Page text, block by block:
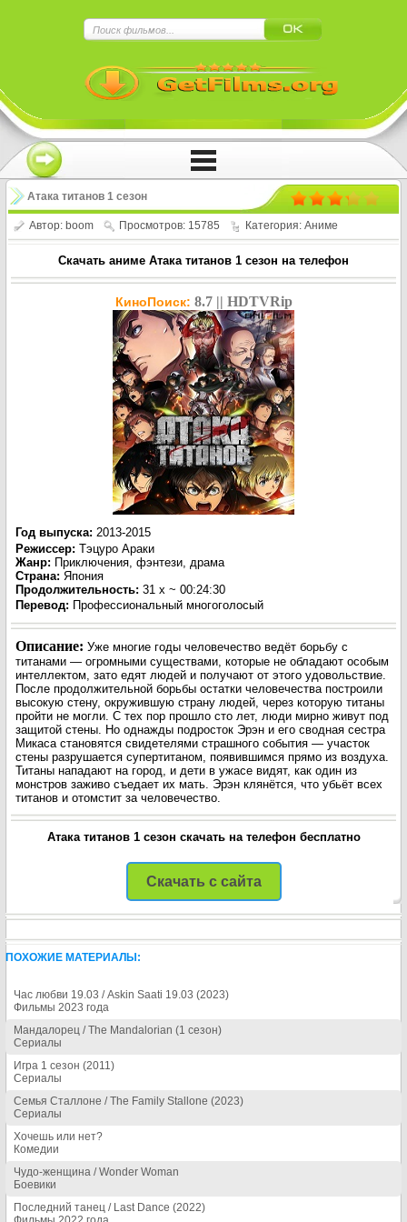
Атака титанов 1 сезон
Автор: boom Просмотров: 15785 Категория: Аниме
Скачать аниме Атака титанов 1 сезон на телефон
КиноПоиск: 8.7 || HDTVRip
Год выпуска: 2013-2015
Режиссер: Тэцуро Араки
Жанр: Приключения, фэнтези, драма
Страна: Япония
Продолжительность: 31 х ~ 00:24:30
Перевод: Профессиональный многоголосый
Описание: Уже многие годы человечество ведёт борьбу с
титанами — огромными существами, которые не обладают особым
интеллектом, зато едят людей и получают от этого удовольствие.
После продолжительной борьбы остатки человечества построили
высокую стену, окружившую страну людей, через которую титаны
пройти не могли. С тех пор прошло сто лет, люди мирно живут под
защитой стены. Но однажды подросток Эрэн и его сводная сестра
Микаса становятся свидетелями страшного события — участок
стены разрушается супертитаном, появившимся прямо из воздуха.
Титаны нападают на город, и дети в ужасе видят, как один из
монстров заживо съедает их мать. Эрэн клянётся, что убьёт всех
титанов и отомстит за человечество.
Атака титанов 1 сезон скачать на телефон бесплатно
Нажмите на
!!!Если Вы с телефона сперва нажмите на
троеточие в правом верхнем углу!!!
Скачать с сайта
ПОХОЖИЕ МАТЕРИАЛЫ:
Час любви 19.03 / Askin Saati 19.03 (2023)
Фильмы 2023 года
Мандалорец / The Mandalorian (1 сезон)
Сериалы
Игра 1 сезон (2011)
Сериалы
Семья Сталлоне / The Family Stallone (2023)
Сериалы
Хочешь или нет?
Комедии
Чудо-женщина / Wonder Woman
Боевики
Последний танец / Last Dance (2022)